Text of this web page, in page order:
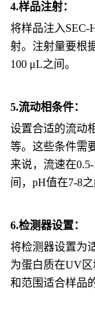
4.样品注射：
将样品注入SEC-
射。注射量要根
100 μL之间。
5.流动相条件：
设置合适的流动
等。这些条件需
来说，流速在
间，pH值在7-8之
6.检测器设置：
将检测器设置为
为蛋白质在UV
和范围适合样品